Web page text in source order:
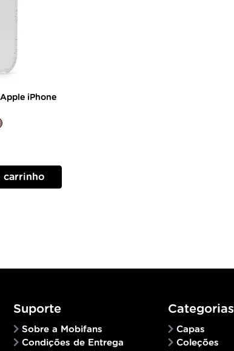
iPhone
carrinho
Suporte
Sobre a Mobifans
Condições de Entrega
Categorias
Capas
Coleções